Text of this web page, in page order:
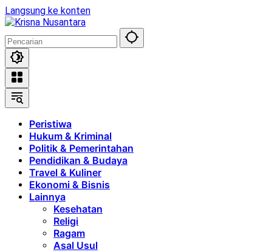
Langsung ke konten
Peristiwa
Hukum & Kriminal
Politik & Pemerintahan
Pendidikan & Budaya
Travel & Kuliner
Ekonomi & Bisnis
Lainnya
Kesehatan
Religi
Ragam
Asal Usul